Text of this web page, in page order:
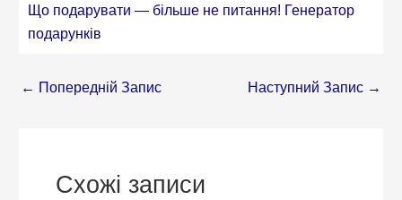
Що подарувати — більше не питання! Генератор
подарунків
← Попередній Запис Наступний Запис →
Схожі записи